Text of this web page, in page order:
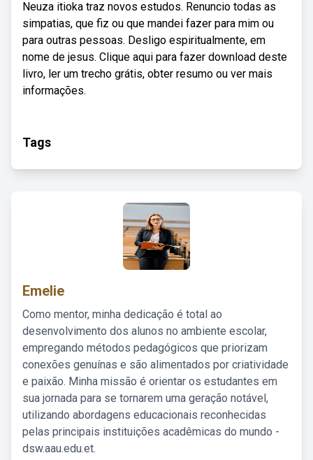
Neuza itioka traz novos estudos. Renuncio todas as
simpatias, que fiz ou que mandei fazer para mim ou
para outras pessoas. Desligo espiritualmente, em
nome de jesus. Clique aqui para fazer download deste
livro, ler um trecho grátis, obter resumo ou ver mais
informações.
Tags
Emelie
Como mentor, minha dedicação é total ao
desenvolvimento dos alunos no ambiente escolar,
empregando métodos pedagógicos que priorizam
conexões genuínas e são alimentados por criatividade
e paixão. Minha missão é orientar os estudantes em
sua jornada para se tornarem uma geração notável,
utilizando abordagens educacionais reconhecidas
pelas principais instituições acadêmicas do mundo -
dsw.aau.edu.et.